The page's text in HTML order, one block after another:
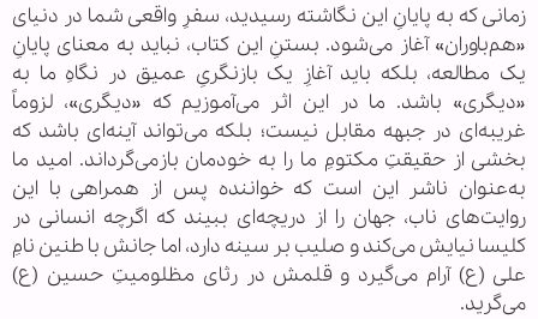
زمانی که به پایانِ این نگاشته رسیدید، سفرِ واقعی شما در دنیای
«هم‌باوران» آغاز می‌شود. بستنِ این کتاب، نباید به معنای پایانِ
یک مطالعه، بلکه باید آغازِ یک بازنگریِ عمیق در نگاهِ ما به
«دیگری» باشد. ما در این اثر می‌آموزیم که «دیگری»، لزوماً
غریبه‌ای در جبهه مقابل نیست؛ بلکه می‌تواند آینه‌ای باشد که
بخشی از حقیقتِ مکتومِ ما را به خودمان بازمی‌گرداند. امید ما
به‌عنوان ناشر این است که خواننده پس از همراهی با این
روایت‌های ناب، جهان را از دریچه‌ای ببیند که اگرچه انسانی در
کلیسا نیایش می‌کند و صلیب بر سینه دارد، اما جانش با طنین نامِ
علی (ع) آرام می‌گیرد و قلمش در رثای مظلومیتِ حسین (ع)
می‌گرید.